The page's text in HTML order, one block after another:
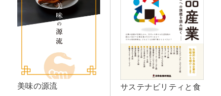
美味の源流
サステナビリティと食